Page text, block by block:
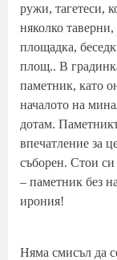
ружи, тагетеси,
няколко
площадка,
площ.. В
паметник, като
началото на
дотам.
впечатление за
съборен. Стои
– паметник без
ирония!
Няма смисъл да